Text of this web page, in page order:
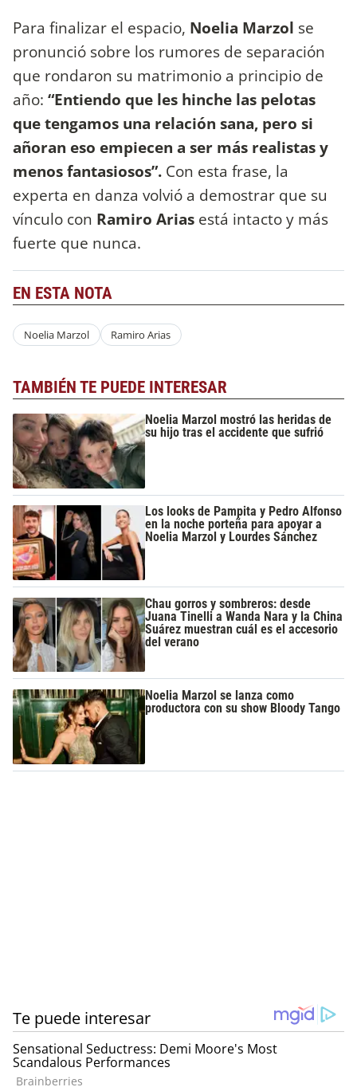
Para finalizar el espacio, Noelia Marzol se
pronunció sobre los rumores de separación
que rondaron su matrimonio a principio de
año: “Entiendo que les hinche las pelotas
que tengamos una relación sana, pero si
añoran eso empiecen a ser más realistas y
menos fantasiosos”. Con esta frase, la
experta en danza volvió a demostrar que su
vínculo con Ramiro Arias está intacto y más
fuerte que nunca.
EN ESTA NOTA
Noelia Marzol Ramiro Arias
TAMBIÉN TE PUEDE INTERESAR
Noelia Marzol mostró las heridas de
su hijo tras el accidente que sufrió
Los looks de Pampita y Pedro Alfonso
en la noche porteña para apoyar a
Noelia Marzol y Lourdes Sánchez
Chau gorros y sombreros: desde
Juana Tinelli a Wanda Nara y la China
Suárez muestran cuál es el accesorio
del verano
Noelia Marzol se lanza como
productora con su show Bloody Tango